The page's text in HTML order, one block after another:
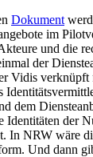
Dokument
im
und die
der
Vidis verknüpft
dem
Identitäten der
In NRW wäre
Und dann